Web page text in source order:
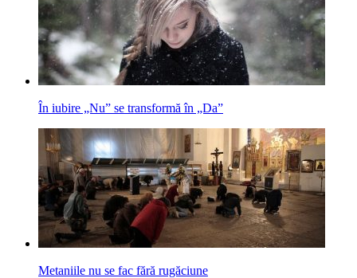
În iubire „Nu” se transformă în „Da”
Metaniile nu se fac fără rugăciune